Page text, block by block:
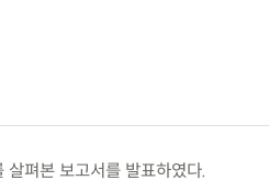
펴본 보고서를 발표하였다.